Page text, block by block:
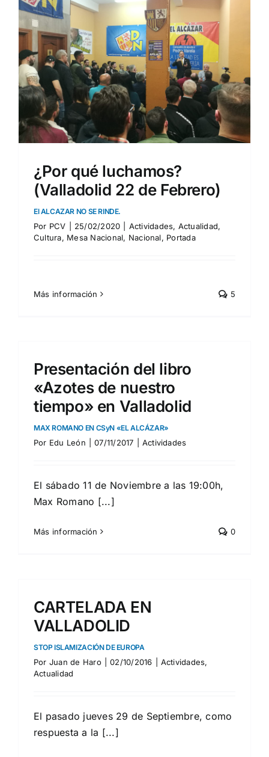
¿Por qué luchamos?
(Valladolid 22 de Febrero)
El ALCAZAR NO SE RINDE.
Por PCV 25/02/2020 Actividades, Actualidad,
Cultura, Mesa Nacional, Nacional, Portada
Más información 5
Presentación del libro
«Azotes de nuestro
tiempo» en Valladolid
MAX ROMANO EN CSyN «EL ALCÁZAR»
Por Edu León 07/11/2017 Actividades
El sábado 11 de Noviembre a las 19:00h,
Max Romano [...]
Más información 0
CARTELADA EN
VALLADOLID
STOP ISLAMIZACIÓN DE EUROPA
Por Juan de Haro 02/10/2016 Actividades,
Actualidad
El pasado jueves 29 de Septiembre, como
respuesta a la [...]